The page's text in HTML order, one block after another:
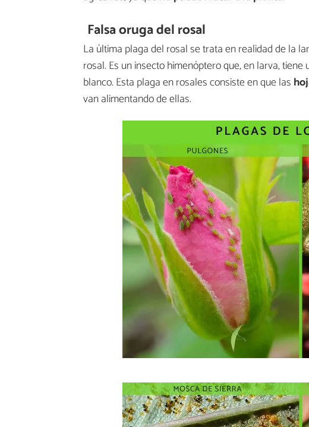
Falsa oruga del rosal
La última plaga del rosal se trata en realidad de la
rosal. Es un insecto himenóptero que, en larva,
blanco. Esta plaga en rosales consiste en que las
van alimentando de ellas.